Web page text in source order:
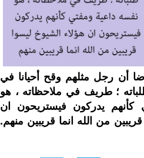
أن رجل مثلهم وقح أحيانا في
؛ طريف في ملاحظاته ، هو
كأنهم يدركون فيستريحون ان
من الله انما قريبين منهم.